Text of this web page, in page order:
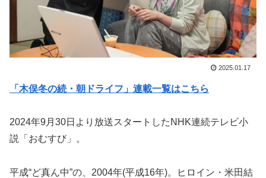
2025.01.17
「木俣冬の続・朝ドライフ」連載一覧はこちら
2024年9月30日より放送スタートしたNHK連続テレビ小
説「おむすび」。
平成“ど真ん中”の、2004年(平成16年)。ヒロイン・米田結